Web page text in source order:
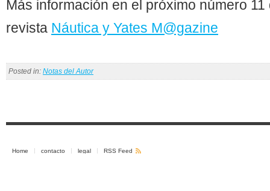
Más información en el próximo número 11
revista Náutica y Yates M@gazine
Posted in: Notas del Autor
Home contacto legal RSS Feed